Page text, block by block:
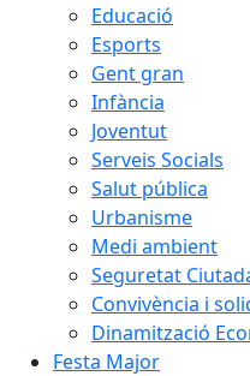
Educació
Esports
Gent gran
Infància
Joventut
Serveis Socials
Salut pública
Urbanisme
Medi ambient
Seguretat
Convivència i
Dinamització
Festa Major